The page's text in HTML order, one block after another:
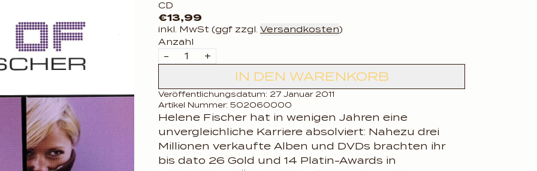
CD
€13,99
inkl. MwSt (ggf zzgl. Versandkosten)
Anzahl
- +
IN DEN WARENKORB
Veröffentlichungsdatum: 27 Januar 2011
Artikel Nummer: 502060000
Helene Fischer hat in wenigen Jahren eine
unvergleichliche Karriere absolviert: Nahezu drei
Millionen verkaufte Alben und DVDs brachten ihr
bis dato 26 Gold und 14 Platin-Awards in